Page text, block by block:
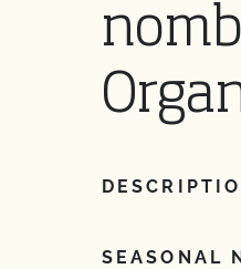
SEASONAL